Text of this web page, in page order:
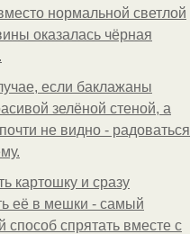
нормальной светлой
оказалась чёрная
если баклажаны
зелёной стеной, а
не видно - радоваться
картошку и сразу
её в мешки - самый
способ спрятать вместе с